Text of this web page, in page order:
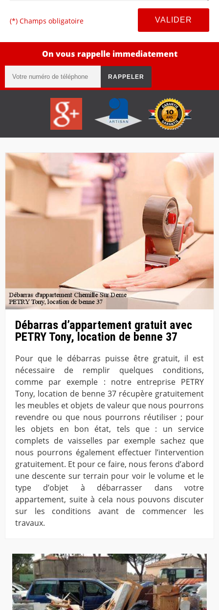
(*) Champs obligatoire
On vous rappelle immediatement
Débarras d’appartement gratuit avec
PETRY Tony, location de benne 37
Pour que le débarras puisse être gratuit, il est
nécessaire de remplir quelques conditions,
comme par exemple : notre entreprise PETRY
Tony, location de benne 37 récupère gratuitement
les meubles et objets de valeur que nous pourrons
revendre ou que nous pourrons réutiliser ; pour
les objets en bon état, tels que : un service
complets de vaisselles par exemple sachez que
nous pourrons également effectuer l’intervention
gratuitement. Et pour ce faire, nous ferons d’abord
une descente sur terrain pour voir le volume et le
type d’objet à débarrasser dans votre
appartement, suite à cela nous pouvons discuter
sur les conditions avant de commencer les
travaux.